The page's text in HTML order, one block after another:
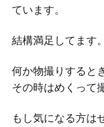
ています。
結構満足してます。
何か物撮りすると
その時はめくって
もし気になる方は